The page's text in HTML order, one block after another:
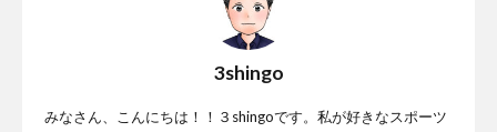
3shingo
みなさん、こんにちは！！３shingoです。私が好きなスポーツ